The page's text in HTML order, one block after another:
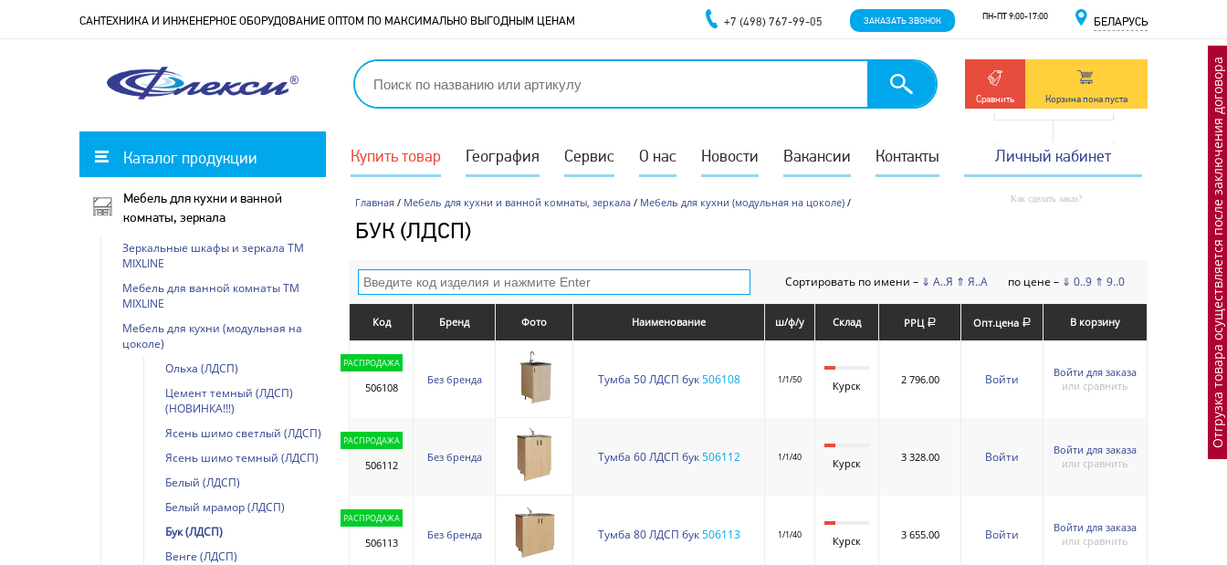
Каталог продукции Купить товар География Сервис О нас Новости Вакансии Контакты Личный кабинет
САНТЕХНИКА И ИНЖЕНЕРНОЕ ОБОРУДОВАНИЕ ОПТОМ ПО МАКСИМАЛЬНО ВЫГОДНЫМ ЦЕНАМ +7 (498) 767-99-05 ЗАКАЗАТЬ ЗВОНОК ПН-ПТ 9:00-17:00 БЕЛАРУСЬ
Сравнить Корзина пока пуста
Как сделать заказ?
Главная / Мебель для кухни и ванной комнаты, зеркала / Мебель для кухни (модульная на цоколе) /
БУК (ЛДСП)
Сортировать по имени – ⇓ А..Я ⇑ Я..А по цене – ⇓ 0..9 ⇑ 9..0
Код Бренд Фото Наименование ш/ф/у Склад РРЦ a Опт.цена a В корзину
РАСПРОДАЖА
506108
Без бренда Тумба 50 ЛДСП бук 506108 1/1/50 Курск 2 796.00 Войти
Войти для заказа
или сравнить
РАСПРОДАЖА
506112
Без бренда Тумба 60 ЛДСП бук 506112 1/1/40 Курск 3 328.00 Войти
Войти для заказа
или сравнить
РАСПРОДАЖА
506113
Без бренда Тумба 80 ЛДСП бук 506113 1/1/40 Курск 3 655.00 Войти
Войти для заказа
или сравнить
Мебель для кухни и ванной
комнаты, зеркала
Зеркальные шкафы и зеркала ТМ
MIXLINE
Мебель для ванной комнаты ТМ
MIXLINE
Мебель для кухни (модульная на
цоколе)
Ольха (ЛДСП)
Цемент темный (ЛДСП)
(НОВИНКА!!!)
Ясень шимо светлый (ЛДСП)
Ясень шимо темный (ЛДСП)
Белый (ЛДСП)
Белый мрамор (ЛДСП)
Бук (ЛДСП)
Венге (ЛДСП)
Отгрузка товара осуществляется после заключения договора